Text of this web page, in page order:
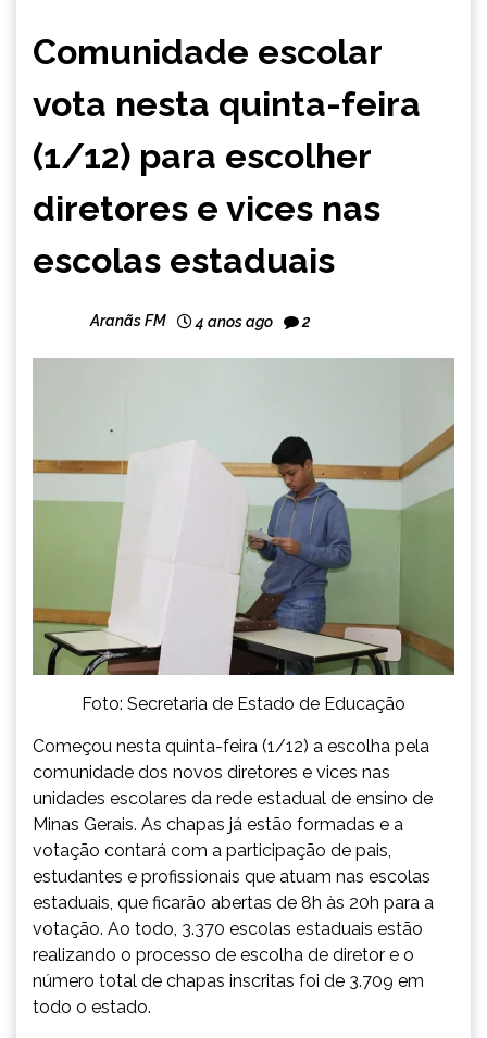
MINAS
NOTÍCIAS
Comunidade escolar
vota nesta quinta-feira
(1/12) para escolher
diretores e vices nas
escolas estaduais
Aranãs FM 4 anos ago 2
Foto: Secretaria de Estado de Educação
Começou nesta quinta-feira (1/12) a escolha pela
comunidade dos novos diretores e vices nas
unidades escolares da rede estadual de ensino de
Minas Gerais. As chapas já estão formadas e a
votação contará com a participação de pais,
estudantes e profissionais que atuam nas escolas
estaduais, que ficarão abertas de 8h às 20h para a
votação. Ao todo, 3.370 escolas estaduais estão
realizando o processo de escolha de diretor e o
número total de chapas inscritas foi de 3.709 em
todo o estado.